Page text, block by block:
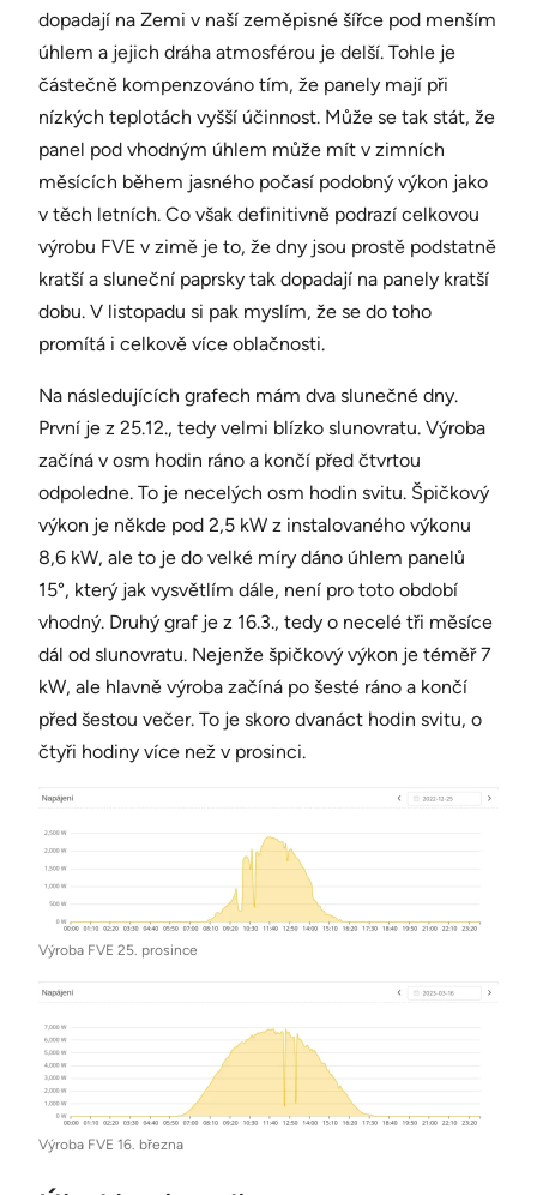
dopadají na Zemi v naší zeměpisné šířce pod menším
úhlem a jejich dráha atmosférou je delší. Tohle je
částečně kompenzováno tím, že panely mají při
nízkých teplotách vyšší účinnost. Může se tak stát, že
panel pod vhodným úhlem může mít v zimních
měsících během jasného počasí podobný výkon jako
v těch letních. Co však definitivně podrazí celkovou
výrobu FVE v zimě je to, že dny jsou prostě podstatně
kratší a sluneční paprsky tak dopadají na panely kratší
dobu. V listopadu si pak myslím, že se do toho
promítá i celkově více oblačnosti.
Na následujících grafech mám dva slunečné dny.
První je z 25.12., tedy velmi blízko slunovratu. Výroba
začíná v osm hodin ráno a končí před čtvrtou
odpoledne. To je necelých osm hodin svitu. Špičkový
výkon je někde pod 2,5 kW z instalovaného výkonu
8,6 kW, ale to je do velké míry dáno úhlem panelů
15°, který jak vysvětlím dále, není pro toto období
vhodný. Druhý graf je z 16.3., tedy o necelé tři měsíce
dál od slunovratu. Nejenže špičkový výkon je téměř 7
kW, ale hlavně výroba začíná po šesté ráno a končí
před šestou večer. To je skoro dvanáct hodin svitu, o
čtyři hodiny více než v prosinci.
Výroba FVE 25. prosince
Výroba FVE 16. března